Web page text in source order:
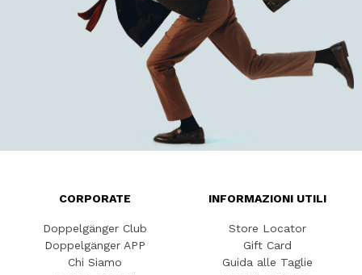
CORPORATE
Doppelgänger Club
Doppelgänger APP
Chi Siamo
INFORMAZIONI UTILI
Store Locator
Gift Card
Guida alle Taglie